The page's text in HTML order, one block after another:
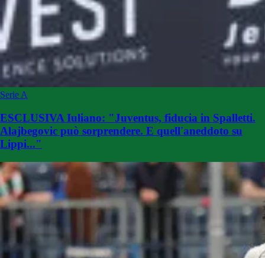
Serie A
ESCLUSIVA Iuliano: "Juventus, fiducia in Spalletti.
Alajbegovic può sorprendere. E quell'aneddoto su
Lippi..."